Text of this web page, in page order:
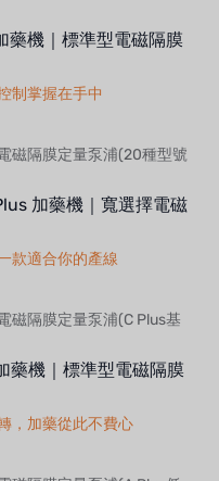
藥機｜標準型電磁隔膜
制掌握在手中
磁隔膜定量泵浦(20種型號
加藥機｜寬選擇電磁
款適合你的產線
磁隔膜定量泵浦(C Plus基
藥機｜標準型電磁隔膜
，加藥從此不費心